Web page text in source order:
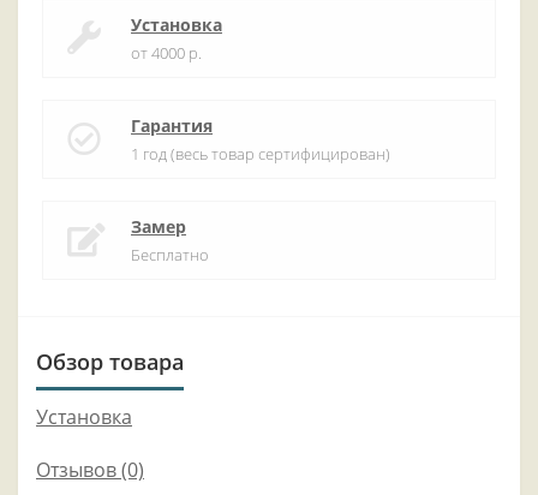
Установка
от 4000 р.
Гарантия
1 год (весь товар сертифицирован)
Замер
Бесплатно
Обзор товара
Установка
Отзывов (0)